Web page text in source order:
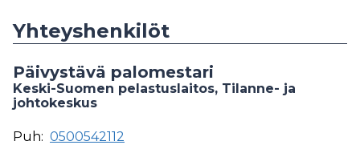
Yhteyshenkilöt
Päivystävä palomestari
Keski-Suomen pelastuslaitos, Tilanne- ja
johtokeskus
Puh: 0500542112